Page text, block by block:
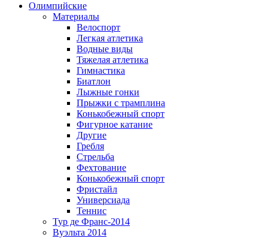
Олимпийские
Материалы
Велоспорт
Легкая атлетика
Водные виды
Тяжелая атлетика
Гимнастика
Биатлон
Лыжные гонки
Прыжки с трамплина
Конькобежный спорт
Фигурное катание
Другие
Гребля
Стрельба
Фехтование
Конькобежный спорт
Фристайл
Универсиада
Теннис
Тур де Франс-2014
Вуэльта 2014